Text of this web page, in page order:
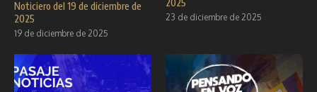
Noticiero del 19 de diciembre de
2025
19 de diciembre de 2025
23 de diciembre de 2025